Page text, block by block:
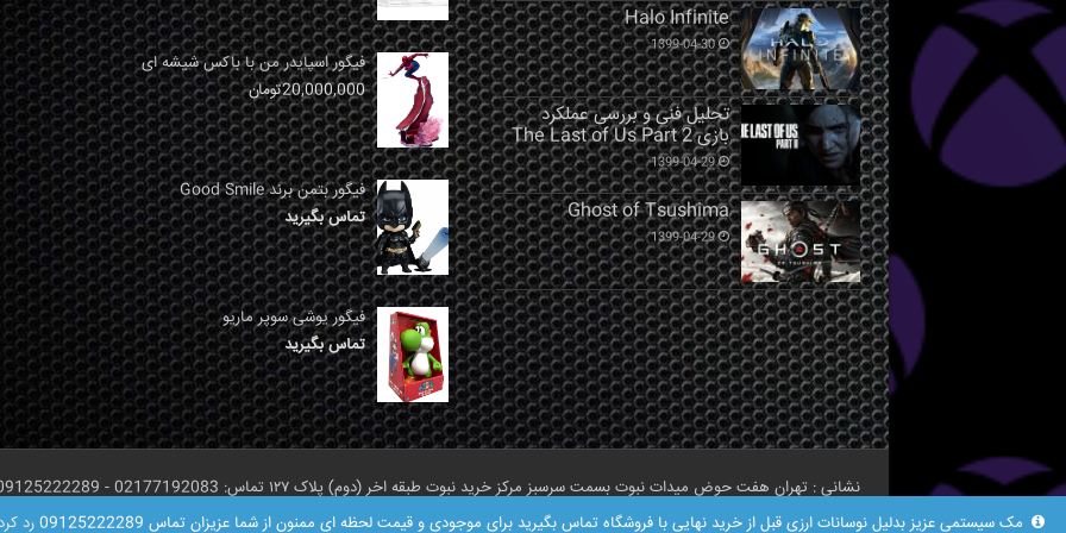
Halo Infinite
1399-04-30
تحلیل فنی و بررسی عملکرد
بازی The Last of Us Part 2
1399-04-29
Ghost of Tsushima
1399-04-29
فیگور اسپایدر من با باکس شیشه ای
20,000,000تومان
فیگور بتمن برند Good Smile
تماس بگیرید
فیگور یوشی سوپر ماریو
تماس بگیرید
نشانی : تهران هفت حوض میدات نبوت بسمت سرسبز مرکز خرید نبوت طبقه اخر (دوم) پلاک ۱۲۷ تماس: 02177192083 - 09125222289
مک سیستمی عزیز بدلیل نوسانات ارزی قبل از خرید نهایی با فروشگاه تماس بگیرید برای موجودی و قیمت لحظه ای ممنون از شما عزیزان تماس 09125222289
رد